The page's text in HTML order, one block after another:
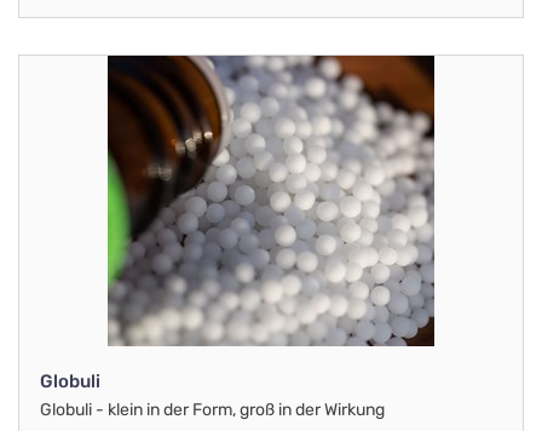
Globuli
Globuli - klein in der Form, groß in der Wirkung